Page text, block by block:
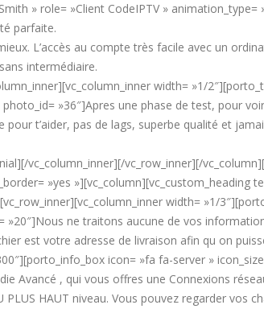
» role= »Client CodeIPTV »
parfaite.
L’accès au compte très facile avec un
intermédiaire.
width= »1/
»36″]Apres une phase de test, pour
t’aider, pas de lags, superbe qualité et
vc_column_inner][/vc_row_inner][/
»yes »][vc_column][vc_custom_heading
width= »1/
»20″]Nous ne traitons aucune de vos
est votre adresse de livraison afin qu on
icon= »fa fa-server »
Avancé , qui vous offres une Connexions
HAUT niveau. Vous pouvez regarder